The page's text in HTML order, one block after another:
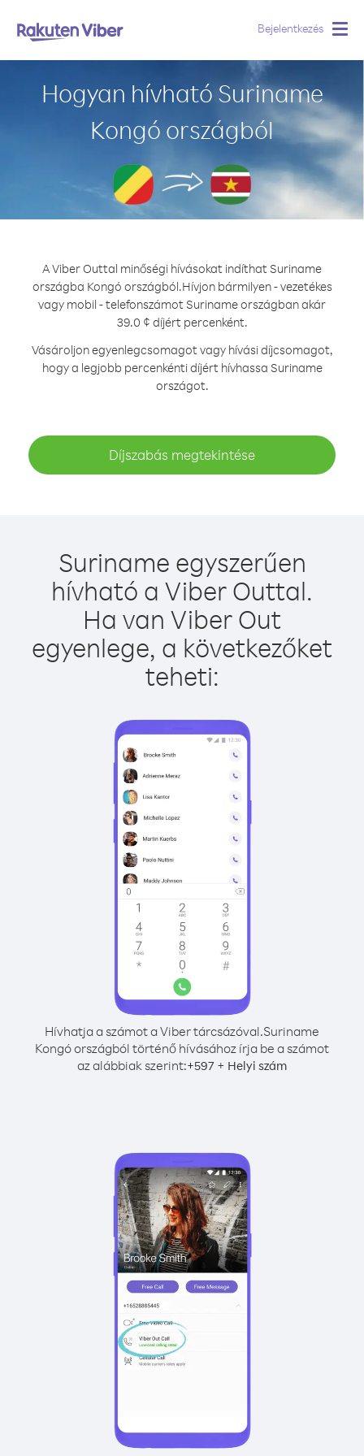
Bejelentkezés
Hogyan hívható Suriname
Kongó országból
A Viber Outtal minőségi hívásokat indíthat Suriname
országba Kongó országból.Hívjon bármilyen - vezetékes
vagy mobil - telefonszámot Suriname országban akár
39.0 ¢ díjért percenként.
Vásároljon egyenlegcsomagot vagy hívási díjcsomagot,
hogy a legjobb percenkénti díjért hívhassa Suriname
országot.
Díjszabás megtekintése
Suriname egyszerűen
hívható a Viber Outtal.
Ha van Viber Out
egyenlege, a következőket
teheti:
Hívhatja a számot a Viber tárcsázóval.Suriname
Kongó országból történő hívásához írja be a számot
az alábbiak szerint:+597 + Helyi szám